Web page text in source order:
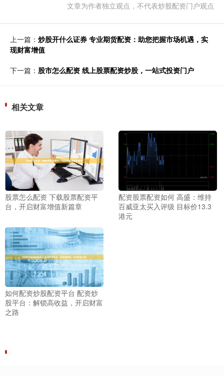
文章为作者独立观点，不代表炒股配资门户观点
上一篇： 炒股开什么证券 专业期货配资：助您把握市场机遇，实
现财富增值
下一篇： 股市怎么配资 线上股票配资炒股，一站式投资门户
相关文章
股票怎么配资 下载股票配资平
台，开启财富增值新篇章
配资股票配资如何 高盛：维持
百威亚太买入评级 目标价13.3
港元
如何配资炒股配资平台 配资炒
股平台：解锁高收益，开启财富
之路